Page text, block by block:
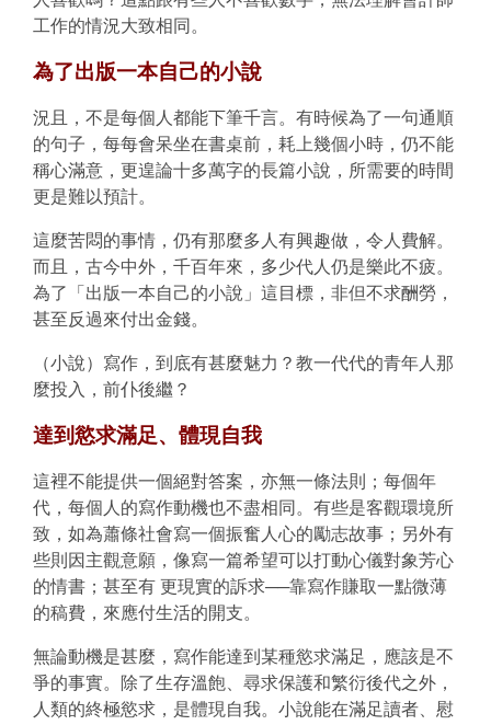
工作的情況大致相同。
為了出版一本自己的小說
況且，不是每個人都能下筆千言。有時候為了一句通順
的句子，每每會呆坐在書桌前，耗上幾個小時，仍不能
稱心滿意，更遑論十多萬字的長篇小說，所需要的時間
更是難以預計。
這麼苦悶的事情，仍有那麼多人有興趣做，令人費解。
而且，古今中外，千百年來，多少代人仍是樂此不疲。
為了「出版一本自己的小說」這目標，非但不求酬勞，
甚至反過來付出金錢。
（小說）寫作，到底有甚麼魅力？教一代代的青年人那
麼投入，前仆後繼？
達到慾求滿足、體現自我
這裡不能提供一個絕對答案，亦無一條法則；每個年
代，每個人的寫作動機也不盡相同。有些是客觀環境所
致，如為蕭條社會寫一個振奮人心的勵志故事；另外有
些則因主觀意願，像寫一篇希望可以打動心儀對象芳心
的情書；甚至有 更現實的訴求──靠寫作賺取一點微薄
的稿費，來應付生活的開支。
無論動機是甚麼，寫作能達到某種慾求滿足，應該是不
爭的事實。除了生存溫飽、尋求保護和繁衍後代之外，
人類的終極慾求，是體現自我。小說能在滿足讀者、慰